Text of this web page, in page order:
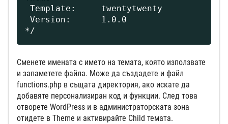
*/
Сменете имената с името на темата, която използвате
и запаметете файла. Може да създадете и файл
functions.php в същата директория, ако искате да
добавяте персонализиран код и функции. След това
отворете WordPress и в администраторската зона
отидете в Theme и активирайте Child темата.